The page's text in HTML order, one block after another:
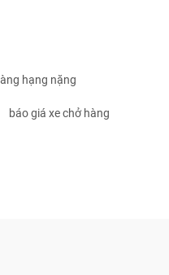
hạng nặng
báo giá xe chở hàng